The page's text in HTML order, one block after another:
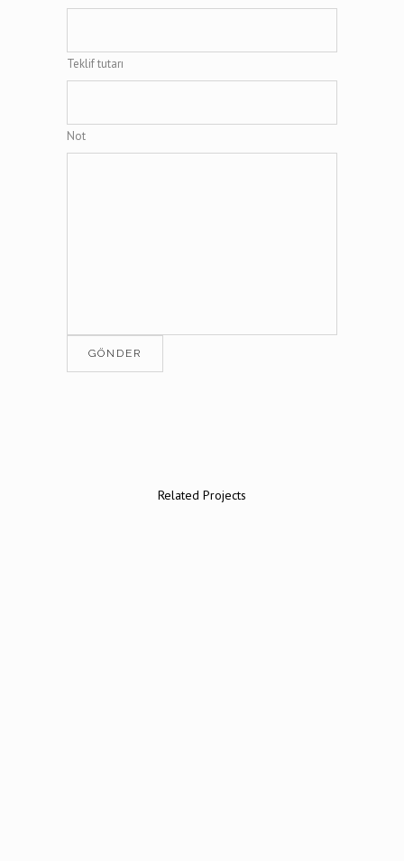
Teklif tutarı
Not
Related Projects